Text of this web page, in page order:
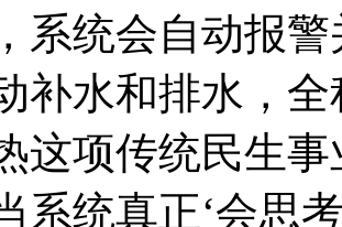
系统会自动报
补水和排水，
这项传统民生
系统真正‘会思